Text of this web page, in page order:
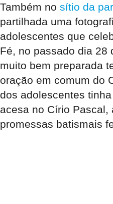
Também no sítio da
partilhada uma
adolescentes que
Fé, no passado dia 28
muito bem preparada
oração em comum do
dos adolescentes
acesa no Círio Pascal,
promessas batismais